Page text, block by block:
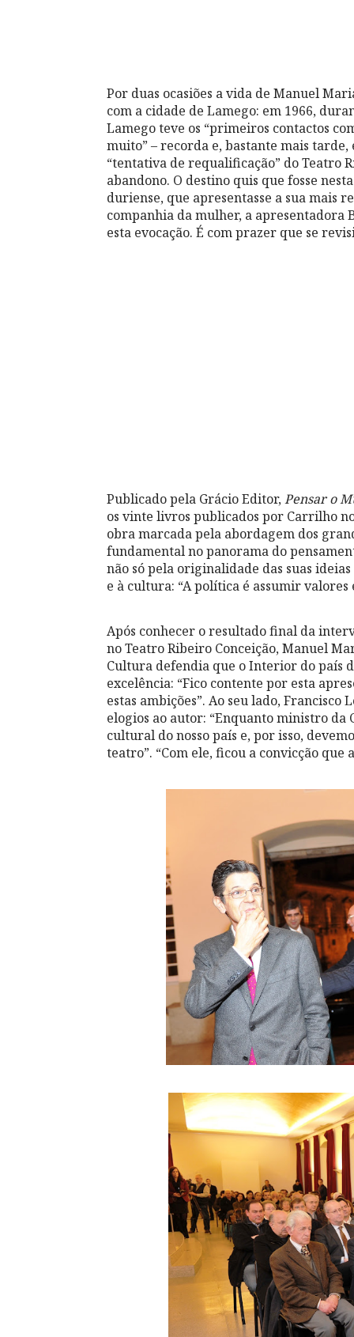
Por duas ocasiões a vida de Manuel
com a cidade de Lamego: em 1966,
Lamego teve os “primeiros contactos
muito” – recorda e, bastante mais
“tentativa de requalificação” do Teatro
abandono. O destino quis que fosse
duriense, que apresentasse a sua mais
companhia da mulher, a apresentadora
esta evocação. É com prazer que se
Publicado pela Grácio Editor,Pensar o
os vinte livros publicados por Carrilho
obra marcada pela abordagem dos
fundamental no panorama do
não só pela originalidade das suas
e à cultura: “A política é assumir valores
Após conhecer o resultado final da
no Teatro Ribeiro Conceição, Manuel
Cultura defendia que o Interior do país
excelência: “Fico contente por esta
estas ambições”. Ao seu lado,
elogios ao autor: “Enquanto ministro
cultural do nosso país e, por isso,
teatro”. “Com ele, ficou a convicção